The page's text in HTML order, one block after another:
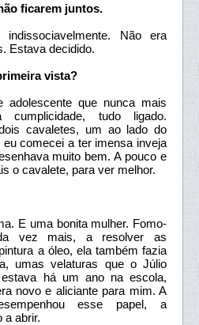
ficarem juntos.
Não era
Estava decidido.
vista?
adolescente que nunca mais
tudo ligado.
cavaletes, um ao lado do
comecei a ter imensa inveja
muito bem. A pouco e
o cavalete, para ver melhor.
E uma bonita mulher. Fomo-
vez mais, a resolver as
a óleo, ela também fazia
umas velaturas que o Júlio
há um ano na escola,
novo e aliciante para mim. A
esse papel, a
a abrir.